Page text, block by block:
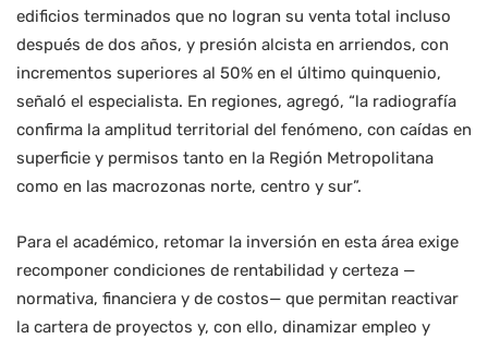
edificios terminados que no logran su venta total incluso
después de dos años, y presión alcista en arriendos, con
incrementos superiores al 50% en el último quinquenio,
señaló el especialista. En regiones, agregó, “la radiografía
confirma la amplitud territorial del fenómeno, con caídas en
superficie y permisos tanto en la Región Metropolitana
como en las macrozonas norte, centro y sur”.
Para el académico, retomar la inversión en esta área exige
recomponer condiciones de rentabilidad y certeza —
normativa, financiera y de costos— que permitan reactivar
la cartera de proyectos y, con ello, dinamizar empleo y